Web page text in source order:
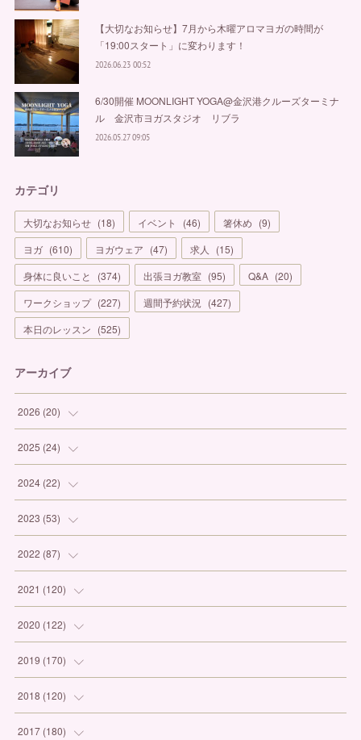
【大切なお知らせ】7月から木曜アロマヨガの時間が
「19:00スタート」に変わります！
2026.06.23 00:52
6/30開催 MOONLIGHT YOGA@金沢港クルーズターミナ
ル 金沢市ヨガスタジオ リブラ
2026.05.27 09:05
カテゴリ
大切なお知らせ (18) イベント (46) 箸休め (9)
ヨガ (610) ヨガウェア (47) 求人 (15)
身体に良いこと
(374) 出張ヨガ教室 (95) Q&A (20)
ワークショップ (227) 週間予約状況 (427)
本日のレッスン (525)
アーカイブ
2026 (20)
(1
(3
(6
(5
2025 (24)
(1
(7
(3
(4)
2024 (22)
(1
(1
(2)
(2)
2023 (53)
(6
(1)
(3)
(3)
2022 (87)
(12
(9)
(12
(8)
2021 (120)
(10
(11
(9)
(10
2020 (122)
(9)
(13
(10
2019 (170)
(19
(14
2018 (120)
(12
2017 (180)